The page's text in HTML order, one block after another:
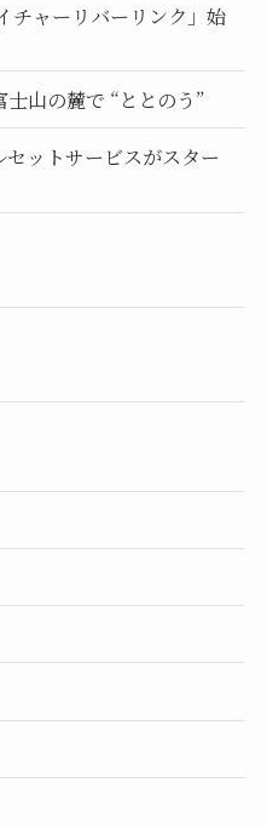
チャーリバーリンク」始
士山の麓で “ととのう”
ットサービスがスター